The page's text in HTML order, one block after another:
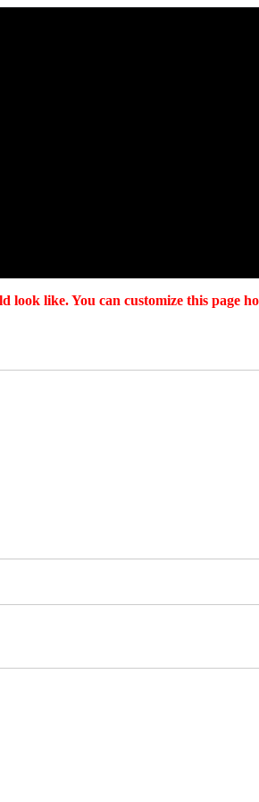
look like. You can customize this page